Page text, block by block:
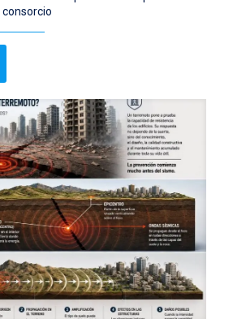
consorcio